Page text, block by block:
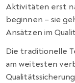
Aktivitäten erst
beginnen – sie
Ansätzen im
Die traditionelle
am weitesten